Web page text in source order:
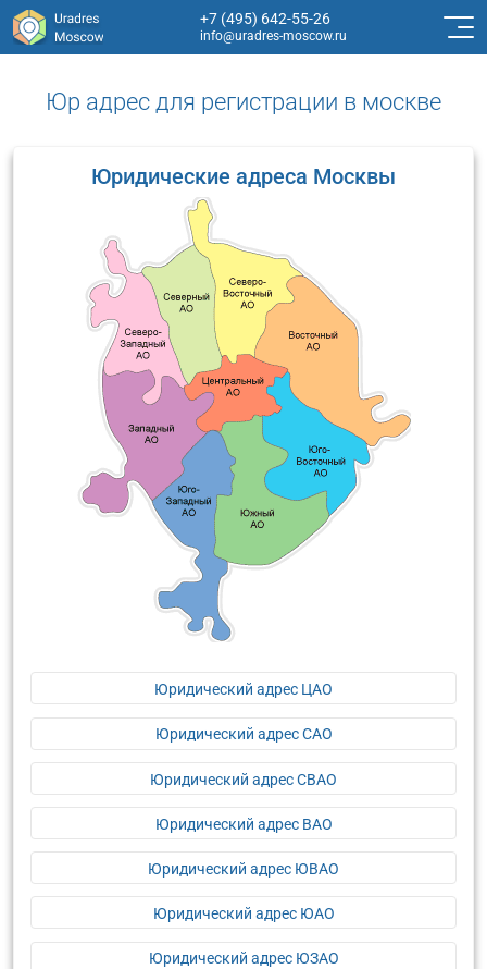
+7 (495) 642-55-26
info@uradres-moscow.ru
Юр адрес для регистрации в москве
Юридические адреса Москвы
Юридический адрес ЦАО
Юридический адрес САО
Юридический адрес СВАО
Юридический адрес ВАО
Юридический адрес ЮВАО
Юридический адрес ЮАО
Юридический адрес ЮЗАО